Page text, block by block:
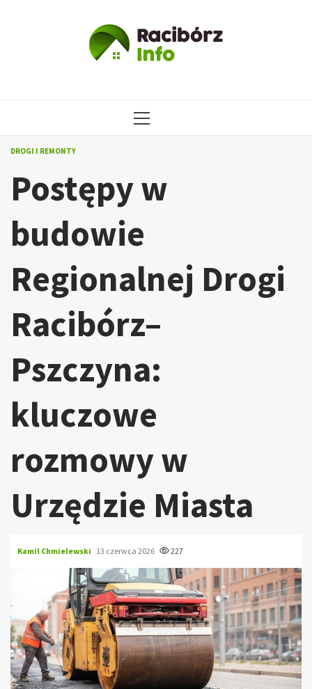
MENU
DROGI I REMONTY
Postępy w
budowie
Regionalnej Drogi
Racibórz–
Pszczyna:
kluczowe
rozmowy w
Urzędzie Miasta
Kamil Chmielewski 13 czerwca 2026 227